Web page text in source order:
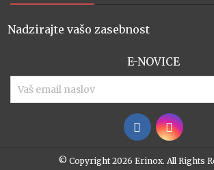
Nadzirajte vašo zasebnost
E-NOVICE
© Copyright 2026 Erinox. All Rights